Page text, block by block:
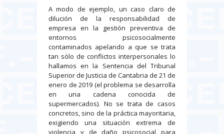
A modo de ejemplo, un caso claro de
dilución de la responsabilidad de
empresa en la gestión preventiva de
entornos psicosocialmente
contaminados apelando a que se trata
tan sólo de conflictos interpersonales lo
hallamos en la Sentencia del Tribunal
Superior de Justicia de Cantabria de 21 de
enero de 2019 (el problema se desarrolla
en una cadena conocida de
supermercados). No se trata de casos
concretos, sino de la práctica mayoritaria,
exigiendo una situación extrema de
violencia y de daño psicosocial para